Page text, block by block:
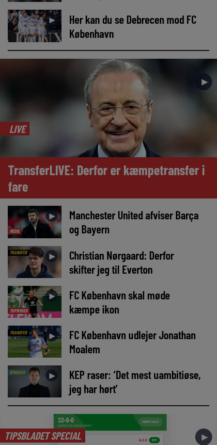
►
Her kan du se Debrecen mod FC
København
►
LIVE
TransferLIVE: Derfor er kæmpetransfer i
fare
MEDIE
►
Manchester United afviser Barça
og Bayern
TRANSFER ►
Christian Nørgaard: Derfor
skifter jeg til Everton
TOPNYHED
►
FC København skal møde
kæmpe ikon
TRANSFER ►
FC København udlejer Jonathan
Moalem
NYHEDER ►
KEP raser: ‘Det mest uambitiøse,
jeg har hørt’
TIPSBLADET SPECIAL ►